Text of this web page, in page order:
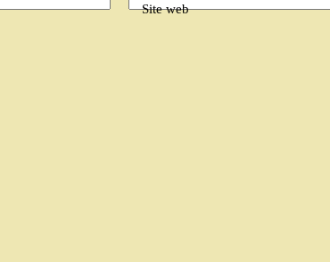
Site web